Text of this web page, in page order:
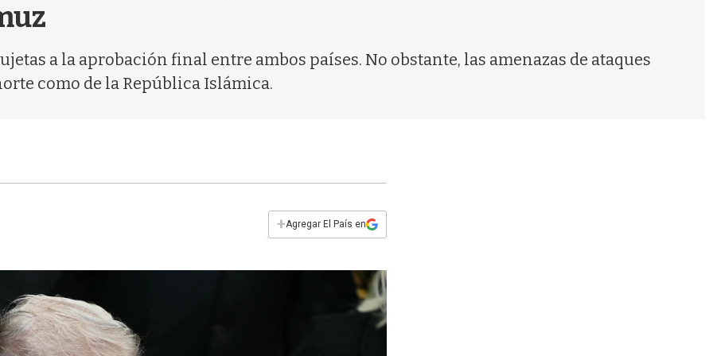
a la aprobación final entre ambos países. No obstante, las amenazas de ataques
como de la República Islámica.
+Agregar El País en